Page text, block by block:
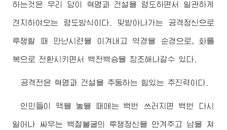
하는것은 우리 당이 혁명과 건설을 령도하면서 일관하게
견지하여오는 령도방식이다. 맞받아나가는 공격정신으로
투쟁할 때 만난시련을 이겨내고 역경을 순경으로, 화를
복으로 전환시키면서 백전백승을 창조해나갈수 있다.
공격전은 혁명과 건설을 추동하는 힘있는 추진력이다.
인민들이 맥을 놓을 때에는 백번 쓰러지면 백번 다시
일어나 싸우는 백절불굴의 투쟁정신을 안겨주고 남을 쳐